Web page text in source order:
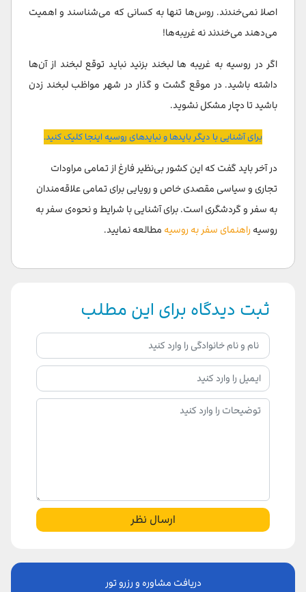
اصلا نمی‌خندند. روس‌ها تنها به کسانی که می‌شناسند و اهمیت
می‌دهند می‌خندند نه غریبه‌ها!
اگر در روسیه به غریبه ها لبخند بزنید نباید توقع لبخند از آن‌ها
داشته باشید. در موقع گشت و گذار در شهر مواظب لبخند زدن
باشید تا دچار مشکل نشوید.
برای آشنایی با دیگر باید‌ها و نباید‌های روسیه اینجا کلیک کنید.
در آخر باید گفت که این کشور بی‌نظیر فارغ از تمامی مراودات
تجاری و سیاسی مقصدی خاص و رویایی برای تمامی علاقه‌مندان
به سفر و گردشگری است. برای آشنایی با شرایط و نحوه‌ی سفر به
روسیهراهنمای سفر به روسیه مطالعه نمایید.
ثبت دیدگاه برای این مطلب
ارسال نظر
دریافت مشاوره و رزرو تور